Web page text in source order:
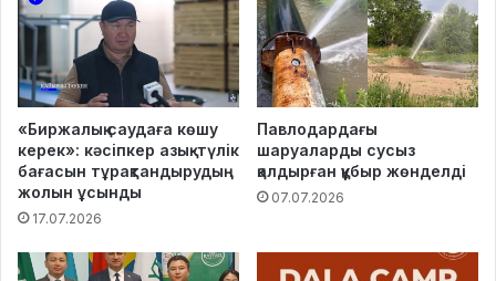
«Биржалық саудаға көшу
керек»: кәсіпкер азық-түлік
бағасын тұрақтандырудың
жолын ұсынды
17.07.2026
Павлодардағы
шаруаларды сусыз
қалдырған құбыр жөнделді
07.07.2026